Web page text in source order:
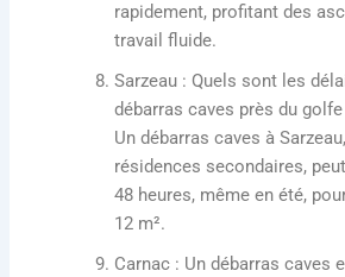
rapidement, profitant des
travail fluide.
Sarzeau : Quels sont les
débarras caves près du golfe
Un débarras caves à
résidences secondaires,
48 heures, même en été,
12 m².
Carnac : Un débarras caves